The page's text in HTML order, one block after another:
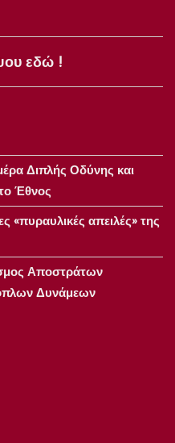
εδώ !
Διπλής Οδύνης και
Έθνος
«πυραυλικές απειλές» της
Αποστράτων
Δυνάμεων